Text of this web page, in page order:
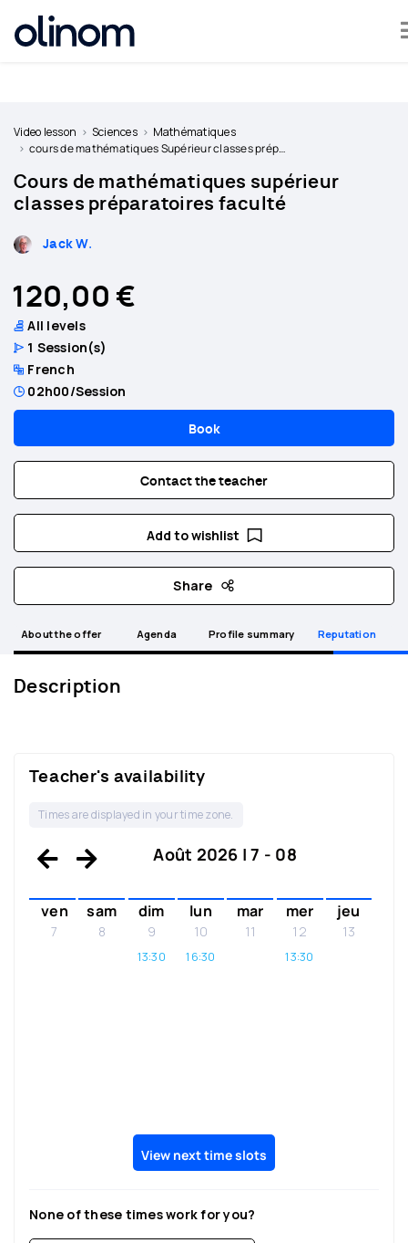
a
teacher
Log
Video lesson Sciences
Mathématiques
cours de mathématiques Supérieur classes préparatoires faculté
Cours de mathématiques supérieur
classes préparatoires faculté
Jack W.
120,00 €
All levels
1 Session(s)
French
02h00/Session
Book
Contact the teacher
Add to wishlist
Share
About the offer Agenda Profile summary Reputation
Description
Teacher's availability
Times are displayed in your time zone.
Août 2026 | 7 - 08
ven
7
sam
8
dim
9
lun
10
mar
11
mer
12
jeu
13
13:30 16:30 13:30
View next time slots
None of these times work for you?
Cookies management panel